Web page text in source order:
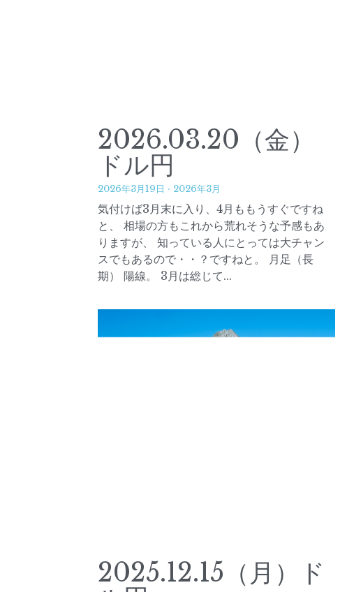
2026.03.20（金）
ドル円
2026年3月19日 · 2026年3月
気付けば3月末に入り、4月ももうすぐですね
と、 相場の方もこれから荒れそうな予感もあ
りますが、 知っている人にとっては大チャン
スでもあるので・・？ですねと。 月足（長
期） 陽線。 3月は総じて...
2025.12.15（月）ド